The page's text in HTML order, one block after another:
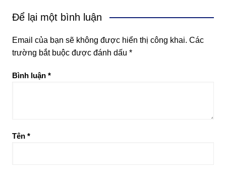
Để lại một bình luận
Email của bạn sẽ không được hiển thị công khai. Các
trường bắt buộc được đánh dấu *
Bình luận *
Tên *